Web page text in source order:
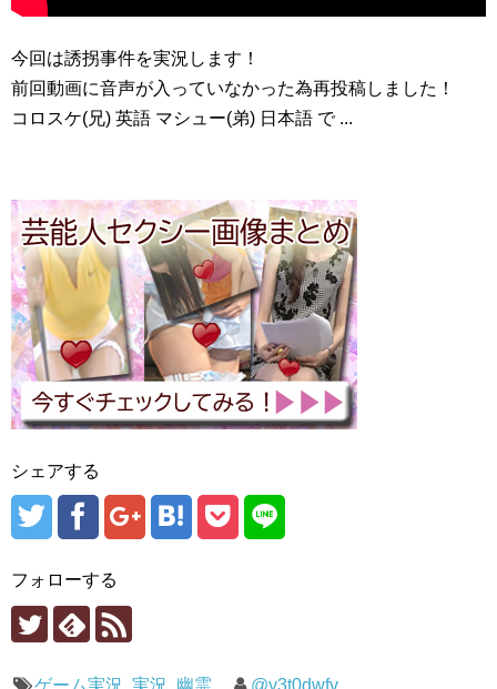
今回は誘拐事件を実況します！
前回動画に音声が入っていなかった為再投稿しました！
コロスケ(兄) 英語 マシュー(弟) 日本語 で ...
シェアする
フォローする
ゲーム実況, 実況, 幽霊 @y3t0dwfv